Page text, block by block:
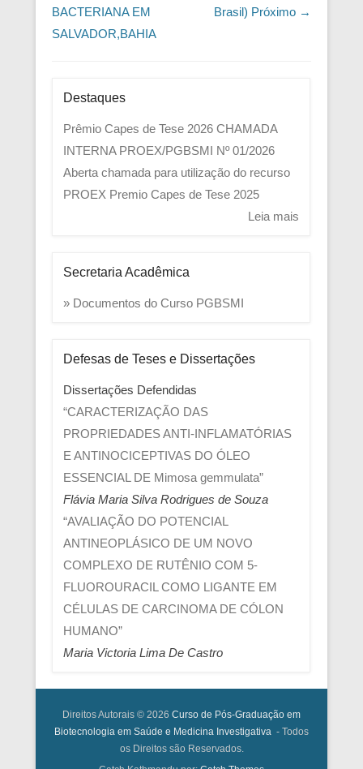
BACTERIANA EM
SALVADOR,BAHIA
Brasil) Próximo →
Destaques
Prêmio Capes de Tese 2026 CHAMADA
INTERNA PROEX/PGBSMI Nº 01/2026
Aberta chamada para utilização do recurso
PROEX Premio Capes de Tese 2025
Leia mais
Secretaria Acadêmica
» Documentos do Curso PGBSMI
Defesas de Teses e Dissertações
Dissertações Defendidas
“CARACTERIZAÇÃO DAS
PROPRIEDADES ANTI-INFLAMATÓRIAS
E ANTINOCICEPTIVAS DO ÓLEO
ESSENCIAL DE Mimosa gemmulata”
Flávia Maria Silva Rodrigues de Souza
“AVALIAÇÃO DO POTENCIAL
ANTINEOPLÁSICO DE UM NOVO
COMPLEXO DE RUTÊNIO COM 5-
FLUOROURACIL COMO LIGANTE EM
CÉLULAS DE CARCINOMA DE CÓLON
HUMANO”
Maria Victoria Lima De Castro
Direitos Autorais © 2026 Curso de Pós-Graduação em
Biotecnologia em Saúde e Medicina Investigativa - Todos
os Direitos são Reservados.